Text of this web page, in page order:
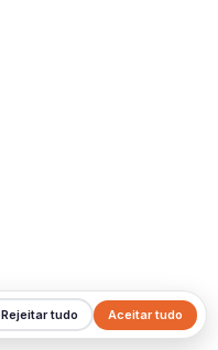
Aceitar tudo
Rejeitar tudo